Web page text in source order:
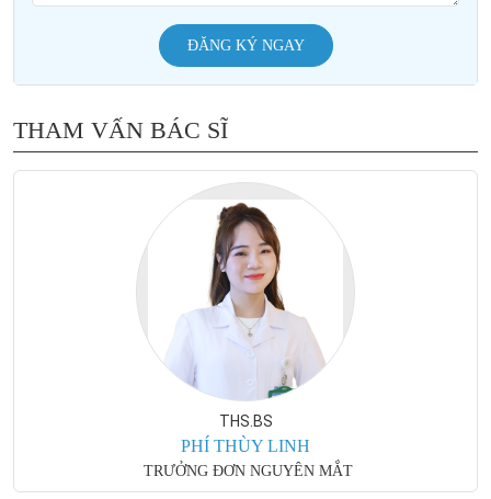
ĐĂNG KÝ NGAY
THAM VẤN BÁC SĨ
THS.BS
PHÍ THÙY LINH
TRƯỞNG ĐƠN NGUYÊN MẮT